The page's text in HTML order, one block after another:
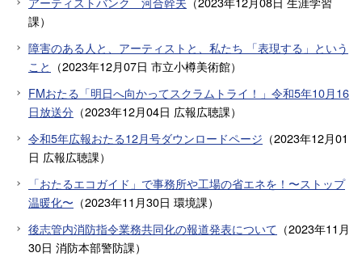
課）
障害のある人と、アーティストと、私たち 「表現する」という
こと （2023年12月07日 市立小樽美術館）
FMおたる「明日へ向かってスクラムトライ！」令和5年10月16
日放送分 （2023年12月04日 広報広聴課）
令和5年広報おたる12月号ダウンロードページ （2023年12月01
日 広報広聴課）
「おたるエコガイド」で事務所や工場の省エネを！〜ストップ
温暖化〜 （2023年11月30日 環境課）
後志管内消防指令業務共同化の報道発表について （2023年11月
30日 消防本部警防課）